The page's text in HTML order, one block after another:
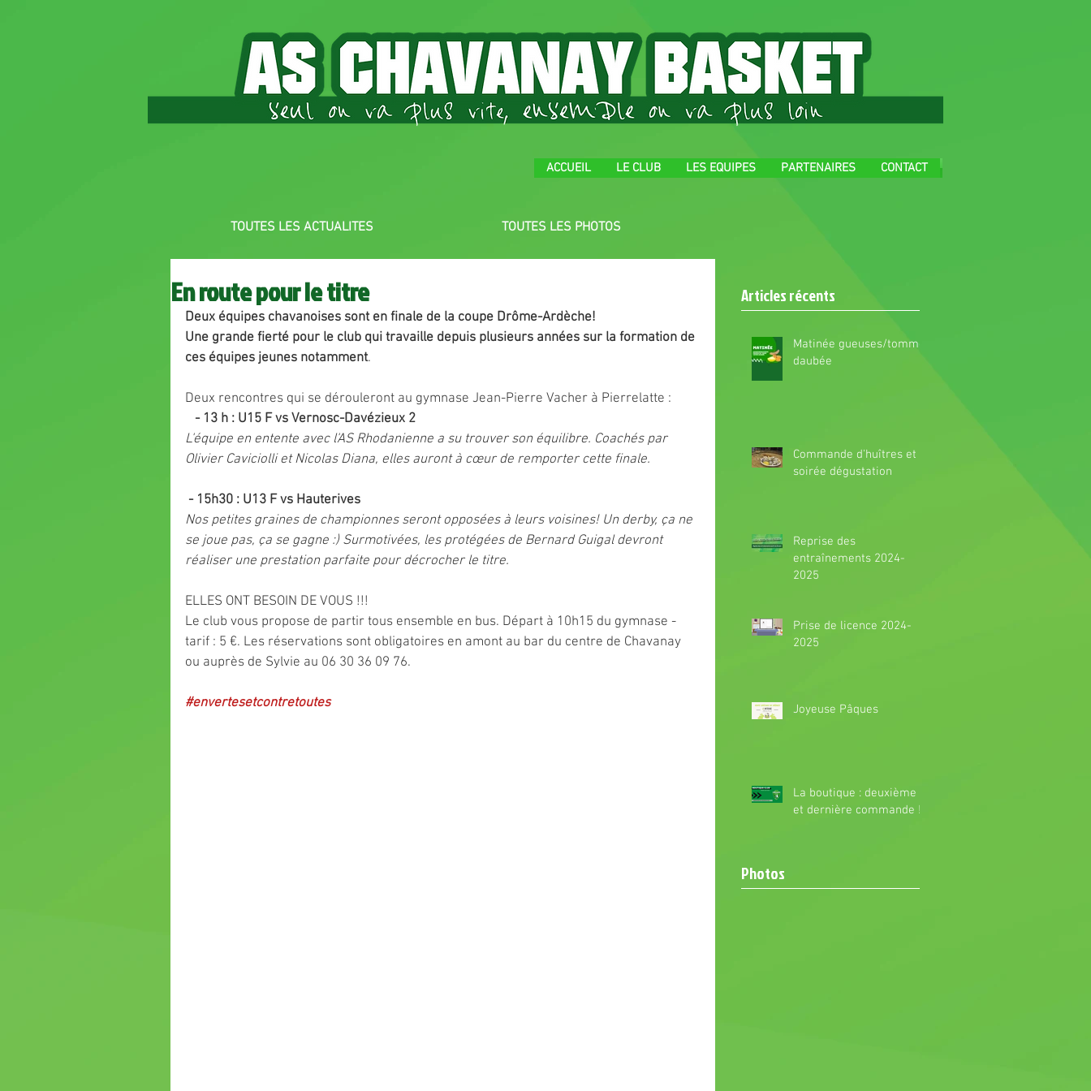
ACCUEIL LE CLUB LES EQUIPES PARTENAIRES CONTACT
TOUTES LES ACTUALITES TOUTES LES PHOTOS
En route pour le titre
Deux équipes chavanoises sont en finale de la coupe Drôme-Ardèche!
Une grande fierté pour le club qui travaille depuis plusieurs années sur la formation de
ces équipes jeunes notamment.
Deux rencontres qui se dérouleront au gymnase Jean-Pierre Vacher à Pierrelatte :
   - 13 h : U15 F vs Vernosc-Davézieux 2
L'équipe en entente avec l'AS Rhodanienne a su trouver son équilibre. Coachés par
Olivier Caviciolli et Nicolas Diana, elles auront à cœur de remporter cette finale.
- 15h30 : U13 F vs Hauterives
Nos petites graines de championnes seront opposées à leurs voisines! Un derby, ça ne
se joue pas, ça se gagne :) Surmotivées, les protégées de Bernard Guigal devront
réaliser une prestation parfaite pour décrocher le titre.
ELLES ONT BESOIN DE VOUS !!!
Le club vous propose de partir tous ensemble en bus. Départ à 10h15 du gymnase -
tarif : 5 €. Les réservations sont obligatoires en amont au bar du centre de Chavanay
ou auprès de Sylvie au 06 30 36 09 76.
#envertesetcontretoutes
Articles récents
Matinée gueuses/tomme
daubée
Commande d'huîtres et
soirée dégustation
Reprise des
entraînements 2024-
2025
Prise de licence 2024-
2025
Joyeuse Pâques
La boutique : deuxième
et dernière commande !
Photos